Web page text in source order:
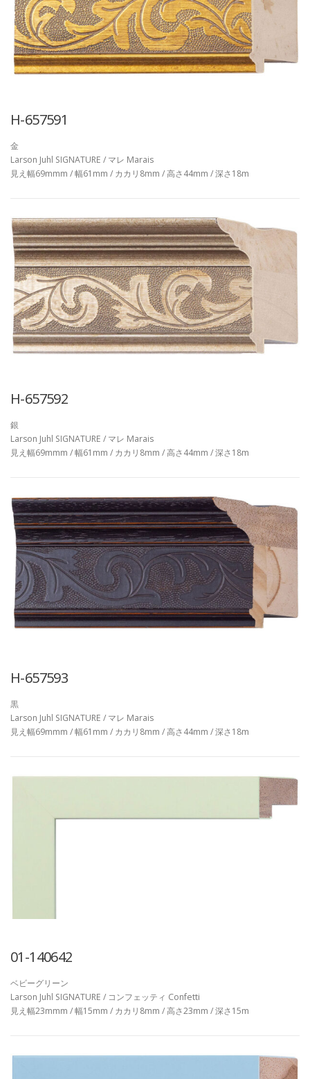
H-657591
金
Larson Juhl SIGNATURE / マレ Marais
見え幅69mmm / 幅61mm / カカリ8mm / 高さ44mm / 深さ18m
H-657592
銀
Larson Juhl SIGNATURE / マレ Marais
見え幅69mmm / 幅61mm / カカリ8mm / 高さ44mm / 深さ18m
H-657593
黒
Larson Juhl SIGNATURE / マレ Marais
見え幅69mmm / 幅61mm / カカリ8mm / 高さ44mm / 深さ18m
01-140642
ベビーグリーン
Larson Juhl SIGNATURE / コンフェッティ Confetti
見え幅23mmm / 幅15mm / カカリ8mm / 高さ23mm / 深さ15m